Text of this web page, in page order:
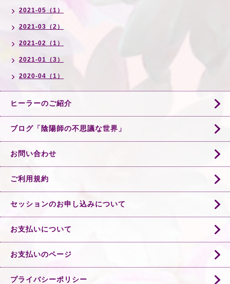
2021-05（1）
2021-03（2）
2021-02（1）
2021-01（3）
2020-04（1）
ヒーラーのご紹介
ブログ「陰陽師の不思議な世界」
お問い合わせ
ご利用規約
セッションのお申し込みについて
お支払いについて
お支払いのページ
プライバシーポリシー